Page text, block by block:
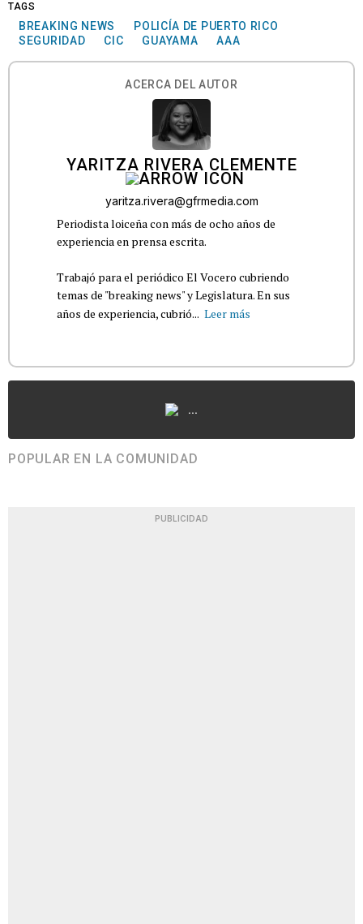
TAGS
BREAKING NEWS
POLICÍA DE PUERTO RICO
SEGURIDAD
CIC GUAYAMA AAA
ACERCA DEL AUTOR
YARITZA RIVERA CLEMENTE
yaritza.rivera@gfrmedia.com
Periodista loiceña con más de ocho años de
experiencia en prensa escrita.
Trabajó para el periódico El Vocero cubriendo
temas de "breaking news" y Legislatura. En sus
años de experiencia, cubrió... Leer más
...
POPULAR EN LA COMUNIDAD
PUBLICIDAD